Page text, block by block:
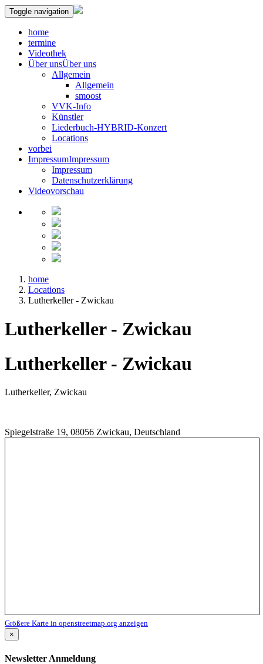
Toggle navigation
home
termine
Videothek
Über unsÜber uns
Allgemein
Allgemein
smoost
VVK-Info
Künstler
Liederbuch-HYBRID-Konzert
Locations
vorbei
ImpressumImpressum
Impressum
Datenschutzerklärung
Videovorschau
home
Locations
Lutherkeller - Zwickau
Lutherkeller - Zwickau
Lutherkeller - Zwickau
Lutherkeller, Zwickau
Spiegelstraße 19, 08056 Zwickau, Deutschland
Größere Karte in openstreetmap.org anzeigen
×
Newsletter Anmeldung